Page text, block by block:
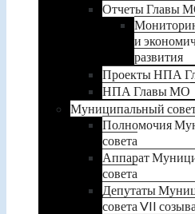
Отчеты Главы
и
развития
Проекты НПА
НПА Главы МО
Муниципальный
Полномочия
совета
Аппарат
совета
Депутаты
совета VII созыва